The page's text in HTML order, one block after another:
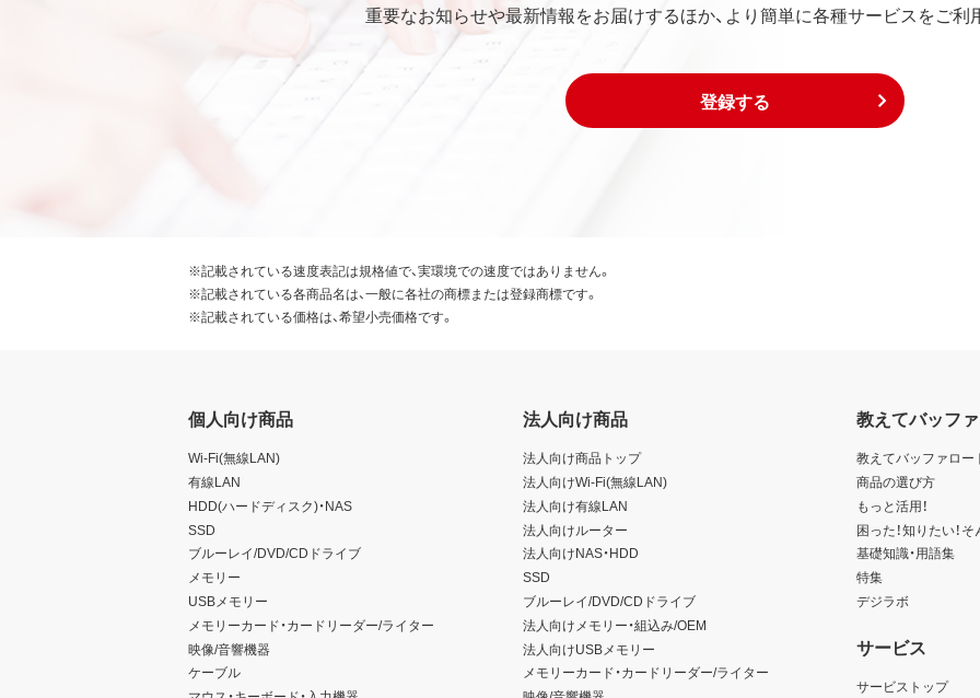
重要なお知らせや最新情報をお届けするほか、より簡単に各種サービスをご利
登録する
※記載されている速度表記は規格値で、実環境での速度ではありません。
※記載されている各商品名は、一般に各社の商標または登録商標です。
※記載されている価格は、希望小売価格です。
個人向け商品
Wi-Fi(無線LAN)
有線LAN
HDD(ハードディスク)・NAS
SSD
ブルーレイ/DVD/CDドライブ
メモリー
USBメモリー
メモリーカード・カードリーダー/ライター
映像/音響機器
ケーブル
法人向け商品
法人向け商品トップ
法人向けWi-Fi(無線LAN)
法人向け有線LAN
法人向けルーター
法人向けNAS・HDD
SSD
ブルーレイ/DVD/CDドライブ
法人向けメモリー・組込み/OEM
法人向けUSBメモリー
メモリーカード・カードリーダー/ライター
教えてバッフ
教えてバッファロー
商品の選び方
もっと活用！
困った！知りたい！
基礎知識・用語集
特集
デジラボ
サービス
サービストップ